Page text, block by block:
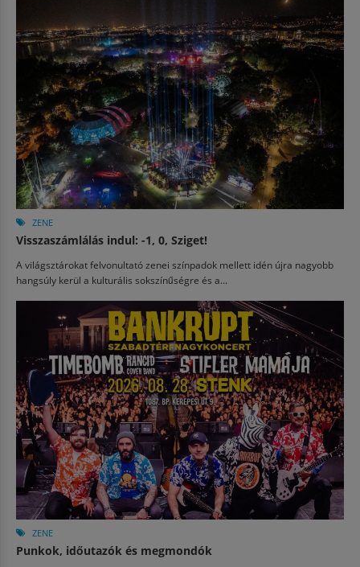
ZENE
Visszaszámlálás indul: -1, 0, Sziget!
A világsztárokat felvonultató zenei színpadok mellett idén újra nagyobb
hangsúly kerül a kulturális sokszínűségre és a...
ZENE
Punkok, időutazók és megmondók